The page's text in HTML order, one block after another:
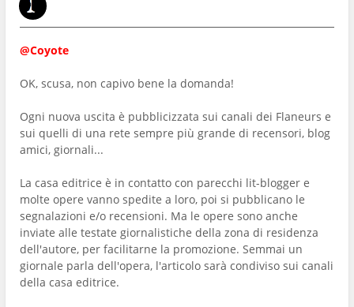
@Coyote
OK, scusa, non capivo bene la domanda!
Ogni nuova uscita è pubblicizzata sui canali dei Flaneurs e
sui quelli di una rete sempre più grande di recensori, blog
amici, giornali...
La casa editrice è in contatto con parecchi lit-blogger e
molte opere vanno spedite a loro, poi si pubblicano le
segnalazioni e/o recensioni. Ma le opere sono anche
inviate alle testate giornalistiche della zona di residenza
dell'autore, per facilitarne la promozione. Semmai un
giornale parla dell'opera, l'articolo sarà condiviso sui canali
della casa editrice.